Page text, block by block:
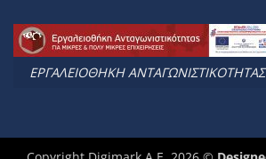
ΕΡΓΑΛΕΙΟΘΗΚΗ ΑΝΤΑΓΩΝΙΣΤΙΚΟΤΗΤΑΣ